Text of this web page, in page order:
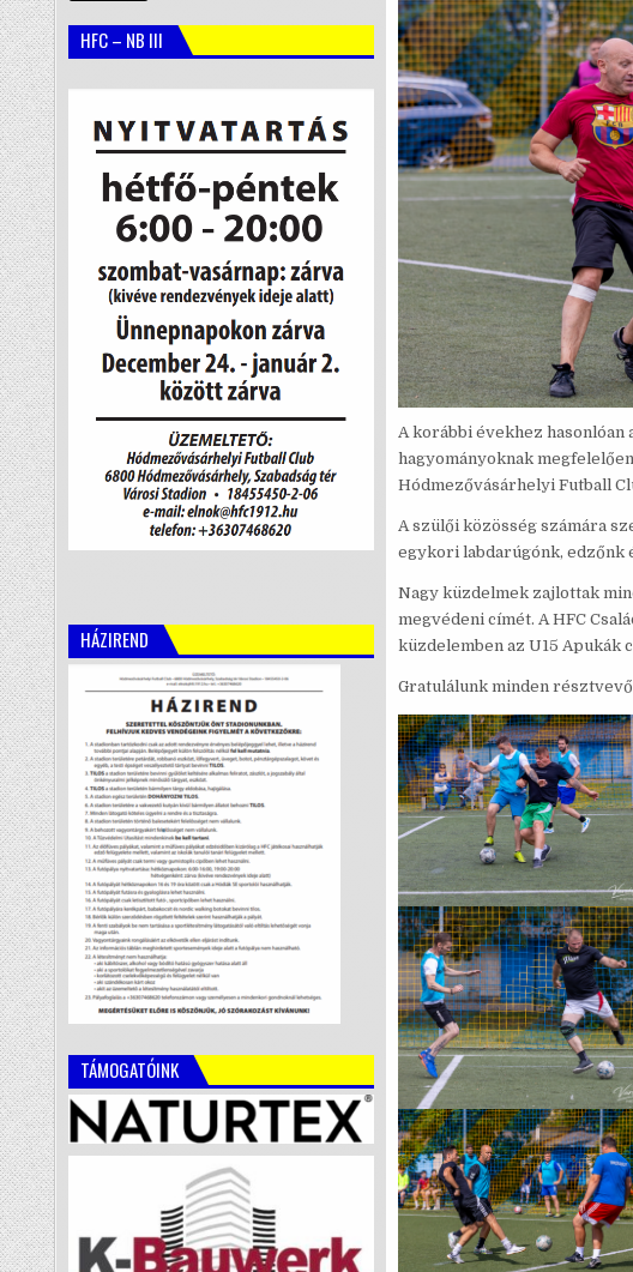
A korábbi évekhez hasonlóan
hagyományoknak
Hódmezővásárhelyi Futball
A szülői közösség számára
egykori labdarúgónk, edzőnk
Nagy küzdelmek zajlottak
megvédeni címét. A HFC
küzdelemben az U15 Apukák
Gratulálunk minden
HFC – NB III
HÁZIREND
TÁMOGATÓINK